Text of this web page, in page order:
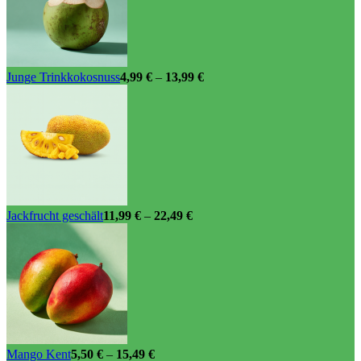
Produktseite
gewählt
Junge Trinkkokosnuss4,99 € – 13,99 €
Jackfrucht geschält11,99 € – 22,49 €
Mango Kent5,50 € – 15,49 €